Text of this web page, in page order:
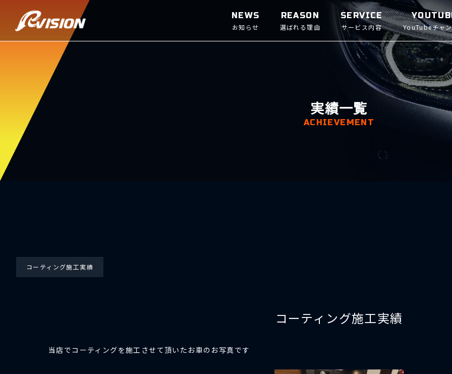
NEWS
お知らせ
REASON
選ばれる理由
SERVICE
サービス内容 YouTubeチャ
実績一覧
ACHIEVEMENT
コーティング施工実績
コーティング施工実績
当店でコーティングを施工させて頂いたお車のお写真です